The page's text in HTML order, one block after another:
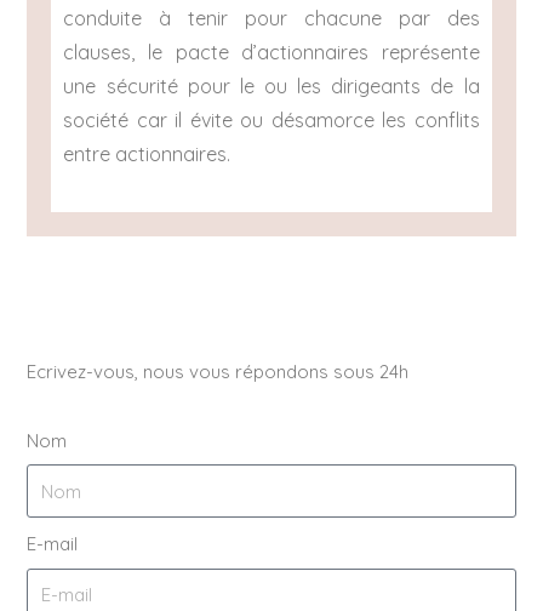
conduite à tenir pour chacune par des
clauses, le pacte d’actionnaires représente
une sécurité pour le ou les dirigeants de la
société car il évite ou désamorce les conflits
entre actionnaires.
Ecrivez-vous, nous vous répondons sous 24h
Nom
E-mail